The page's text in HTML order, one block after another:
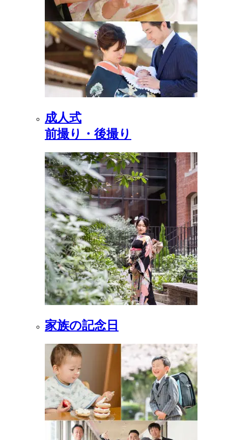
成人式
前撮り・後撮り
家族の記念日